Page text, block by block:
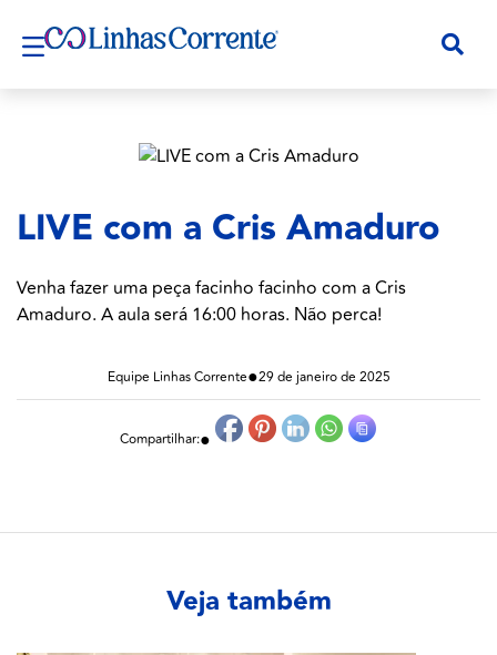
LIVE com a Cris Amaduro
Venha fazer uma peça facinho facinho com a Cris
Amaduro. A aula será 16:00 horas. Não perca!
Equipe Linhas Corrente●29 de janeiro de 2025
Compartilhar:●
Veja também